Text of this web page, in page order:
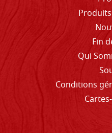
Fin
Qui
Conditions